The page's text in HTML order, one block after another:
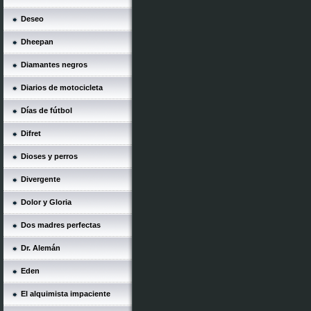
Deseo
Dheepan
Diamantes negros
Diarios de motocicleta
Días de fútbol
Difret
Dioses y perros
Divergente
Dolor y Gloria
Dos madres perfectas
Dr. Alemán
Eden
El alquimista impaciente